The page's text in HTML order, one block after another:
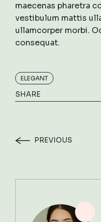
maecenas pharetra
vestibulum mattis
ullamcorper morbi.
consequat.
ELEGANT
SHARE
PREVIOUS